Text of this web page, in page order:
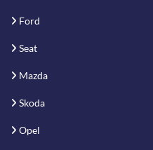
Ford
Seat
Mazda
Skoda
Opel